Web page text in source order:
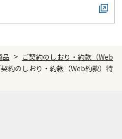
品 > ご契約のしおり・約款（Web
契約のしおり・約款（Web約款）特